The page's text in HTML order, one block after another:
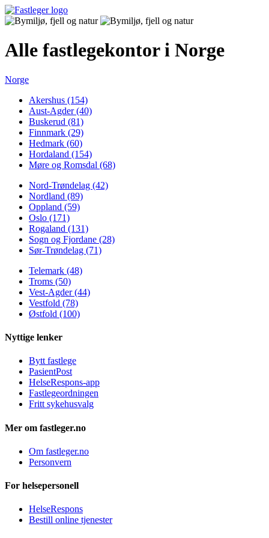
Alle fastlegekontor i Norge
Norge
Akershus (154)
Aust-Agder (40)
Buskerud (81)
Finnmark (29)
Hedmark (60)
Hordaland (154)
Møre og Romsdal (68)
Nord-Trøndelag (42)
Nordland (89)
Oppland (59)
Oslo (171)
Rogaland (131)
Sogn og Fjordane (28)
Sør-Trøndelag (71)
Telemark (48)
Troms (50)
Vest-Agder (44)
Vestfold (78)
Østfold (100)
Nyttige lenker
Bytt fastlege
PasientPost
HelseRespons-app
Fastlegeordningen
Fritt sykehusvalg
Mer om fastleger.no
Om fastleger.no
Personvern
For helsepersonell
HelseRespons
Bestill online tjenester